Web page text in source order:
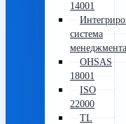
14001
система
менеджмента
OHSAS
18001
ISO
22000
TL